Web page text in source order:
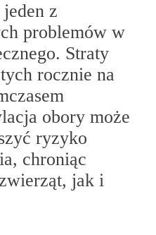
z
problemów w
Straty
rocznie na
obory może
ryzyko
chroniąc
jak i